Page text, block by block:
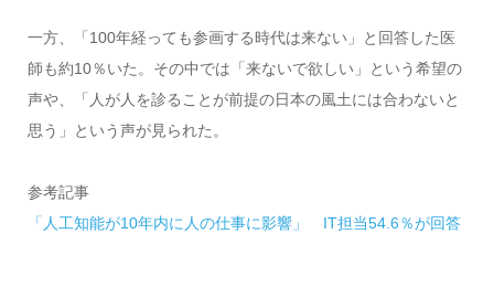
一方、「100年経っても参画する時代は来ない」と回答した医
師も約10％いた。その中では「来ないで欲しい」という希望の
声や、「人が人を診ることが前提の日本の風土には合わないと
思う」という声が見られた。
参考記事
「人工知能が10年内に人の仕事に影響」 IT担当54.6％が回答